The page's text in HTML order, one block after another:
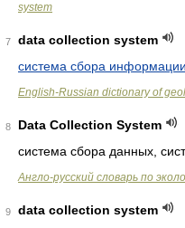
system
7
data collection system
система сбора информации
English-Russian dictionary of
8
Data Collection System
система сбора данных,
Англо-русский словарь по
9
data collection system